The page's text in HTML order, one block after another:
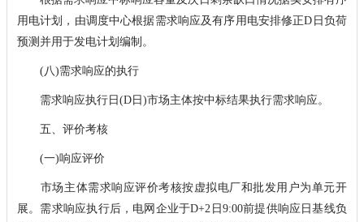
用电计划，由调度中心根据需求响应及有序用电安排修正D日负荷
预测并用于发电计划编制。
(八)需求响应的执行
需求响应执行日(D日)市场主体按中标结果执行需求响应。
五、评价考核
(一)响应评价
市场主体需求响应评价考核按虚拟电厂和批发用户为单元开
展。需求响应执行后，电网企业于D+2日9:00前提供响应日基线负